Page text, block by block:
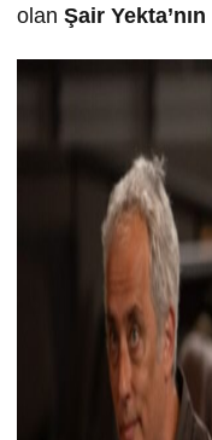
olan Şair Yekta’nın